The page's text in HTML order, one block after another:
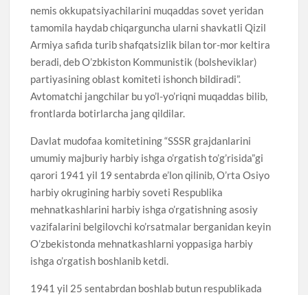
nemis okkupatsiyachilarini muqaddas sovet yeridan
tamomila haydab chiqarguncha ularni shavkatli Qizil
Armiya safida turib shafqatsizlik bilan tor-mor keltira
beradi, deb O’zbkiston Kommunistik (bolsheviklar)
partiyasining oblast komiteti ishonch bildiradi”.
Avtomatchi jangchilar bu yo’l-yo’riqni muqaddas bilib,
frontlarda botirlarcha jang qildilar.
Davlat mudofaa komitetining “SSSR grajdanlarini
umumiy majburiy harbiy ishga o’rgatish to’g’risida”gi
qarori 1941 yil 19 sentabrda e’lon qilinib, O’rta Osiyo
harbiy okrugining harbiy soveti Respublika
mehnatkashlarini harbiy ishga o’rgatishning asosiy
vazifalarini belgilovchi ko’rsatmalar berganidan keyin
O’zbekistonda mehnatkashlarni yoppasiga harbiy
ishga o’rgatish boshlanib ketdi.
1941 yil 25 sentabrdan boshlab butun respublikada